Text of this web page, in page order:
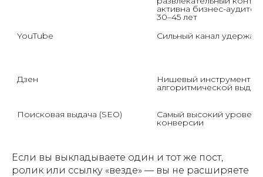
активна бизнес-
30–45 лет
YouTube
Сильный канал
Дзен Нишевый инструмент с
алгоритмической
Поисковая выдача (SEO) Самый высокий уровень
конверсии
Если вы выкладываете один и тот же пост,
ролик или ссылку «везде» — вы не расширяете